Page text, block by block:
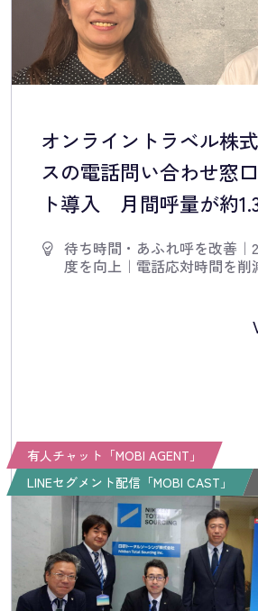
オンライントラベル株
スの電話問い合わせ窓
ト導入 月間呼量が約
待ち時間・あふれ呼を改善 ｜
度を向上｜ 電話応対時間を削
有人チャット「MOBI AGENT」
LINEセグメント配信「MOBI CAST」